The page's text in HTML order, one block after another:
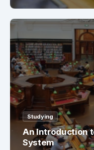
Studying
An Introduction
System